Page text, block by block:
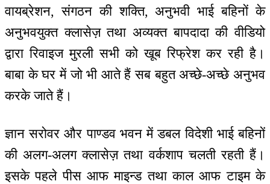
वायब्रेशन, संगठन की शक्ति, अनुभवी भाई बहिनों के
अनुभवयुक्त क्लासेज़ तथा अव्यक्त बापदादा की वीडियो
द्वारा रिवाइज मुरली सभी को खूब रिफ्रेश कर रही है।
बाबा के घर में जो भी आते हैं सब बहुत अच्छे-अच्छे अनुभव
करके जाते हैं।
ज्ञान सरोवर और पाण्डव भवन में डबल विदेशी भाई बहिनों
की अलग-अलग क्लासेज़ तथा वर्कशाप चलती रहती हैं।
इसके पहले पीस आफ माइन्ड तथा काल आफ टाइम के